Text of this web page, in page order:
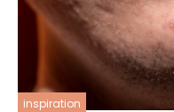
inspiration